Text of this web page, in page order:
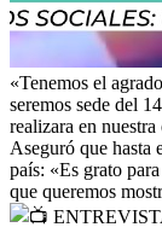
«Tenemos el
seremos sede del
realizara en
Aseguró que hasta
país: «Es grato
que queremos